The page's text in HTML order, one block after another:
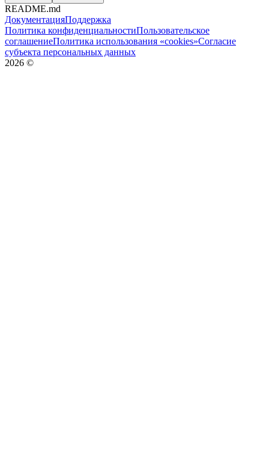
README.md
ДокументацияПоддержка
Политика конфиденциальностиПользовательское
соглашениеПолитика использования «cookies»Согласие
субъекта персональных данных
2026 ©